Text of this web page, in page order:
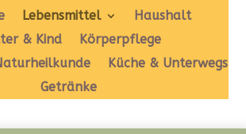
Lebensmittel
Haushalt
& Kind
Körperpflege
Küche & Unterwegs
Getränke